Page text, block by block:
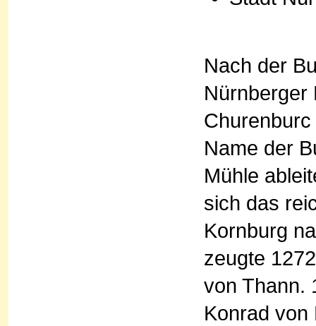
Nach der
Nürnberger
Name der
Mühle
sich das
Kornburg
zeugte
von Thann.
Konrad von